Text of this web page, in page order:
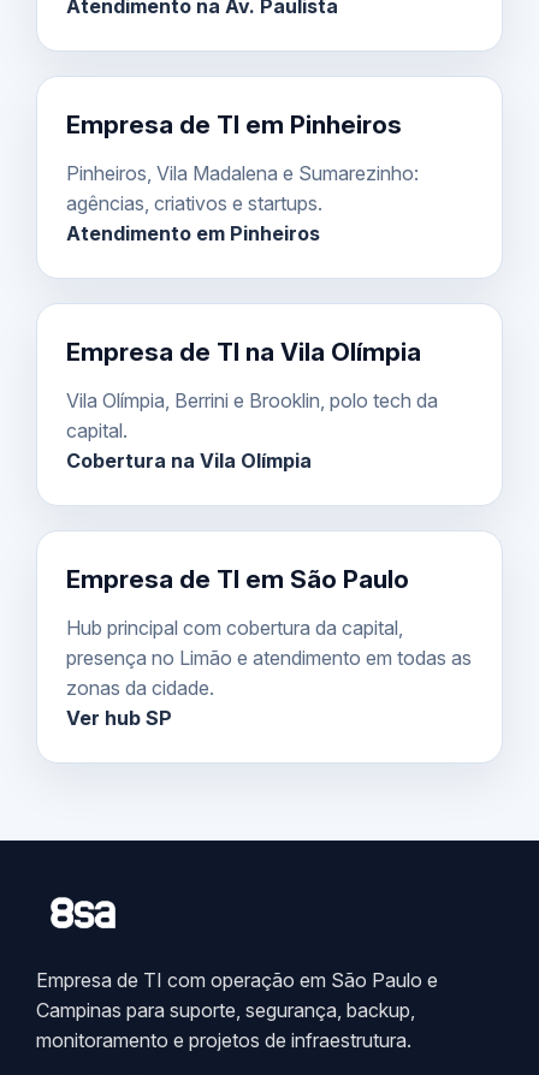
Atendimento na Av. Paulista
Empresa de TI em Pinheiros
Pinheiros, Vila Madalena e Sumarezinho:
agências, criativos e startups.
Atendimento em Pinheiros
Empresa de TI na Vila Olímpia
Vila Olímpia, Berrini e Brooklin, polo tech da
capital.
Cobertura na Vila Olímpia
Empresa de TI em São Paulo
Hub principal com cobertura da capital,
presença no Limão e atendimento em todas as
zonas da cidade.
Ver hub SP
Empresa de TI com operação em São Paulo e
Campinas para suporte, segurança, backup,
monitoramento e projetos de infraestrutura.